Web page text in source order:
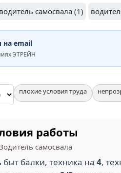
водитель самосвала (1)
email
ЭТРЕЙН
плохие условия труда
работы
самосвала
балки, техника на 4,